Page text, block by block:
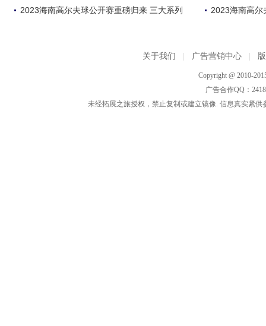
2023海南高尔夫球公开赛重磅归来 三大系列
2023海南高尔
关于我们 广告营销中心
Copyright @ 2010-
广告合作QQ：
未经拓展之旅授权，禁止复制或建立镜像. 信息真实紧